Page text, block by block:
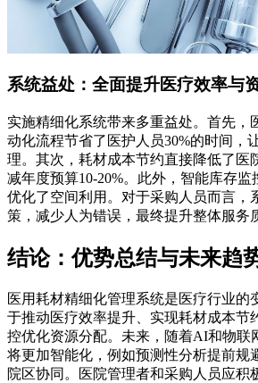
系统益处：全面提升医疗效率与
实施精细化系统带来多重益处。首先，
动化流程节省了医护人员30%的时间，
理。其次，耗材成本节约直接降低了医
减年度预算10-20%。此外，智能库存监
优化了空间利用。对于采购人员而言，
策，减少人为错误，最终提升整体服务
结论：优势总结与未来趋
医用耗材精细化管理系统是医疗行业的
于推动医疗效率提升、实现耗材成本节
控优化资源分配。未来，随着AI和物联
将更加智能化，例如预测性分析提前规
院区协同。医院管理者和采购人员应积